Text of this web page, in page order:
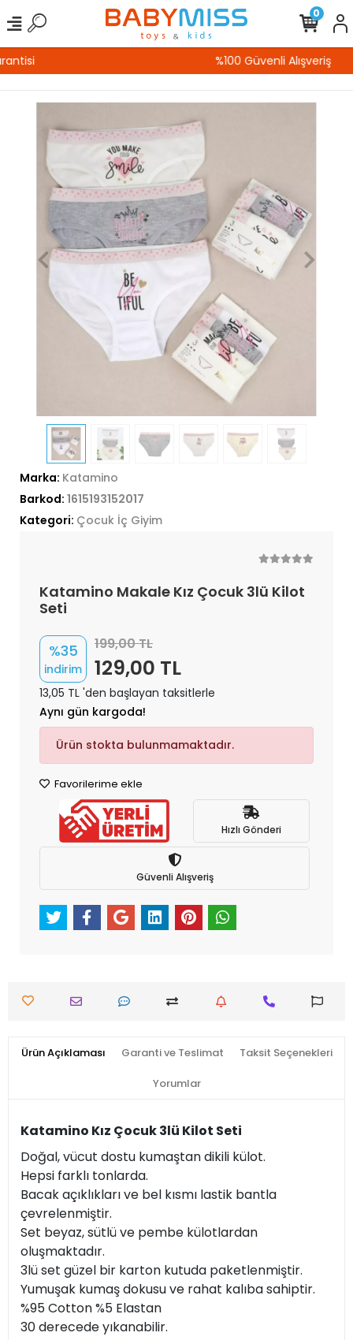
%100 Güvenli Alışveriş
0
Marka: Katamino
Barkod: 1615193152017
Kategori: Çocuk İç Giyim
Katamino Makale Kız Çocuk 3lü Kilot
Seti
%35
indirim
199,00 TL
129,00 TL
13,05 TL 'den başlayan taksitlerle
Aynı gün kargoda!
Ürün stokta bulunmamaktadır.
Favorilerime ekle
Hızlı Gönderi
Güvenli Alışveriş
Ürün Açıklaması Garanti ve Teslimat Taksit Seçenekleri
Yorumlar
Katamino Kız Çocuk 3lü Kilot Seti
Doğal, vücut dostu kumaştan dikili külot.
Hepsi farklı tonlarda.
Bacak açıklıkları ve bel kısmı lastik bantla
çevrelenmiştir.
Set beyaz, sütlü ve pembe külotlardan
oluşmaktadır.
3lü set güzel bir karton kutuda paketlenmiştir.
Yumuşak kumaş dokusu ve rahat kalıba sahiptir.
%95 Cotton %5 Elastan
30 derecede yıkanabilir.